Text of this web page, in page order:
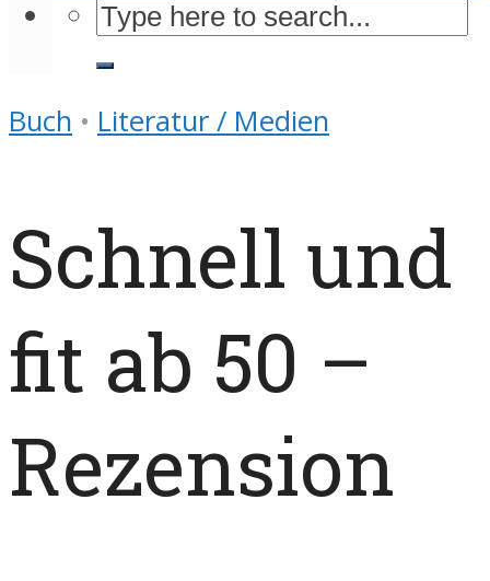
Buch • Literatur / Medien
Schnell und
fit ab 50 –
Rezension